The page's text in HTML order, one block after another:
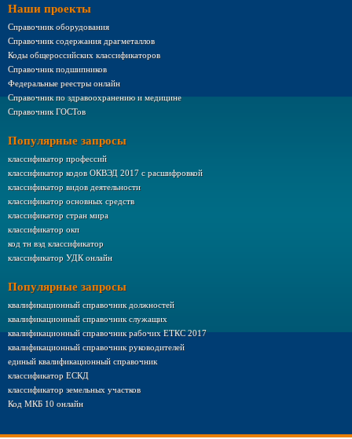
Наши проекты
Справочник оборудования
Справочник содержания драгметаллов
Коды общероссийских классификаторов
Справочник подшипников
Федеральные реестры онлайн
Справочник по здравоохранению и медицине
Справочник ГОСТов
Популярные запросы
классификатор профессий
классификатор кодов ОКВЭД 2017 с расшифровкой
классификатор видов деятельности
классификатор основных средств
классификатор стран мира
классификатор окп
код тн вэд классификатор
классификатор УДК онлайн
Популярные запросы
квалификационный справочник должностей
квалификационный справочник служащих
квалификационный справочник рабочих ЕТКС 2017
квалификационный справочник руководителей
единый квалификационный справочник
классификатор ЕСКД
классификатор земельных участков
Код МКБ 10 онлайн